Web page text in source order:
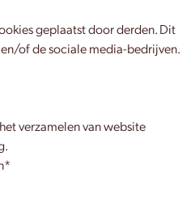
geplaatst door derden. Dit
of de sociale media-bedrijven.
verzamelen van website